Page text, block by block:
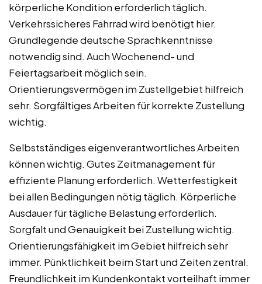
körperliche Kondition erforderlich täglich.
Verkehrssicheres Fahrrad wird benötigt hier.
Grundlegende deutsche Sprachkenntnisse
notwendig sind. Auch Wochenend- und
Feiertagsarbeit möglich sein.
Orientierungsvermögen im Zustellgebiet hilfreich
sehr. Sorgfältiges Arbeiten für korrekte Zustellung
wichtig.
Selbstständiges eigenverantwortliches Arbeiten
können wichtig. Gutes Zeitmanagement für
effiziente Planung erforderlich. Wetterfestigkeit
bei allen Bedingungen nötig täglich. Körperliche
Ausdauer für tägliche Belastung erforderlich.
Sorgfalt und Genauigkeit bei Zustellung wichtig.
Orientierungsfähigkeit im Gebiet hilfreich sehr
immer. Pünktlichkeit beim Start und Zeiten zentral.
Freundlichkeit im Kundenkontakt vorteilhaft immer